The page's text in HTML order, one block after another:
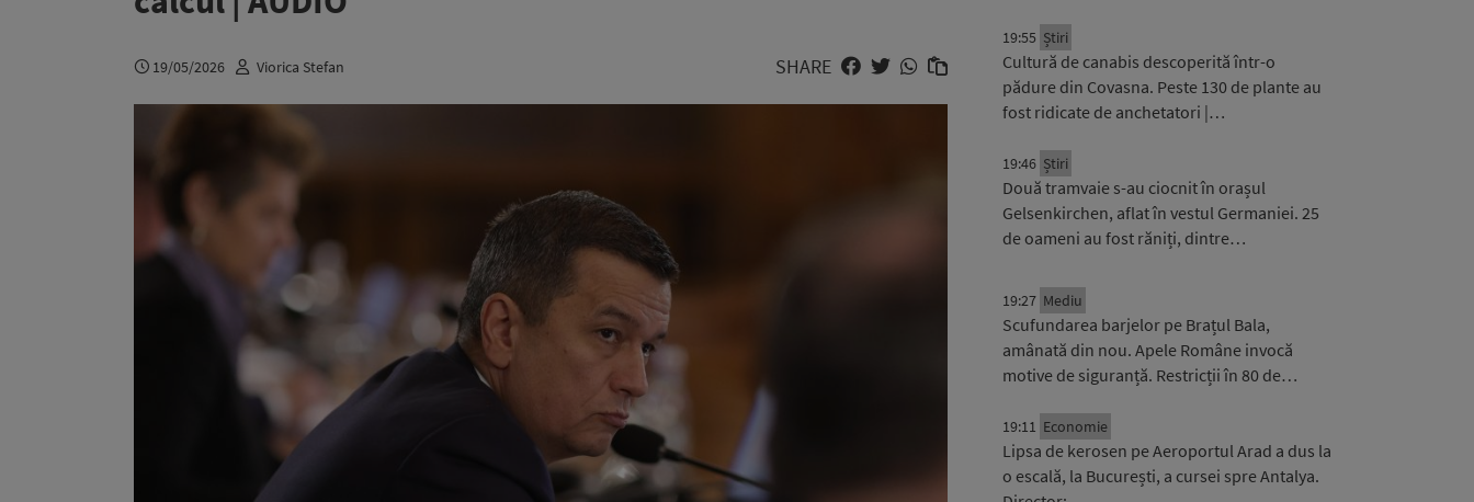
19/05/2026 Viorica Stefan SHARE
19:55 Știri
Cultură de canabis descoperită într-o
pădure din Covasna. Peste 130 de plante au
fost ridicate de anchetatori |…
19:46 Știri
Două tramvaie s-au ciocnit în orașul
Gelsenkirchen, aflat în vestul Germaniei. 25
de oameni au fost răniți, dintre…
19:27 Mediu
Scufundarea barjelor pe Brațul Bala,
amânată din nou. Apele Române invocă
motive de siguranță. Restricții în 80 de…
19:11 Economie
Lipsa de kerosen pe Aeroportul Arad a dus la
o escală, la București, a cursei spre Antalya.